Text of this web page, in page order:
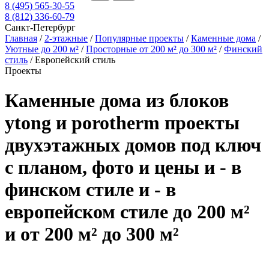
8 (495) 565-30-55
8 (812) 336-60-79
Санкт-Петербург
Главная / 2-этажные /Популярные проекты /Каменные дома /
Уютные до 200 м² /Просторные от 200 м² до 300 м² /Финский
стиль /Европейский стиль
Проекты
Каменные дома из блоков
ytong и porotherm проекты
двухэтажных домов под ключ
с планом, фото и цены и - в
финском стиле и - в
европейском стиле до 200 м²
и от 200 м² до 300 м²